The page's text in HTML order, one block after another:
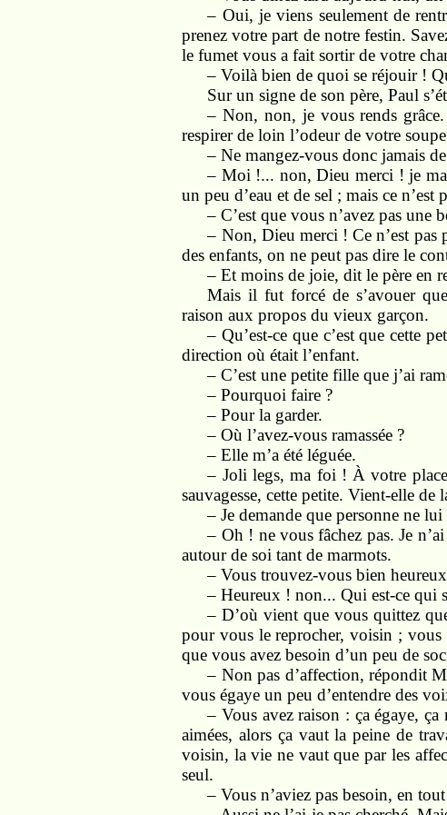
– Oui, je viens seulement de
prenez votre part de notre festin.
le fumet vous a fait sortir de votre
– Voilà bien de quoi se réjouir !
Sur un signe de son père, Paul
– Non, non, je vous rends grâce.
respirer de loin l’odeur de votre
– Ne mangez-vous donc jamais
– Moi !... non, Dieu merci ! je
un peu d’eau et de sel ; mais ce
– C’est que vous n’avez pas
– Non, Dieu merci ! Ce n’est pas
des enfants, on ne peut pas dire le
– Et moins de joie, dit le père en
Mais il fut forcé de s’avouer
raison aux propos du vieux garçon.
– Qu’est-ce que c’est que cette
direction où était l’enfant.
– C’est une petite fille que j’ai
– Pourquoi faire ?
– Pour la garder.
– Où l’avez-vous ramassée ?
– Elle m’a été léguée.
– Joli legs, ma foi ! À votre place,
sauvagesse, cette petite. Vient-elle de
– Je demande que personne ne
– Oh ! ne vous fâchez pas. Je
autour de soi tant de marmots.
– Vous trouvez-vous bien
– Heureux ! non... Qui est-ce qui
– D’où vient que vous quittez
pour vous le reprocher, voisin ; vous
que vous avez besoin d’un peu de
– Non pas d’affection, répondit
vous égaye un peu d’entendre des
– Vous avez raison : ça égaye,
aimées, alors ça vaut la peine de
voisin, la vie ne vaut que par les
seul.
– Vous n’aviez pas besoin, en